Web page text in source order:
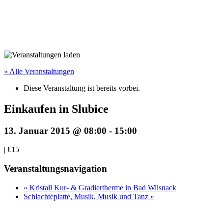
« Alle Veranstaltungen
Diese Veranstaltung ist bereits vorbei.
Einkaufen in Slubice
13. Januar 2015 @ 08:00 - 15:00
| €15
Veranstaltungsnavigation
« Kristall Kur- & Gradiertherme in Bad Wilsnack
Schlachteplatte, Musik, Musik und Tanz »